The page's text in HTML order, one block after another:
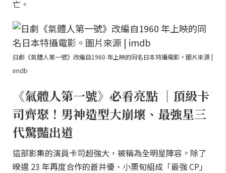
亡。
日劇《氣體人第一號》改編自1960 年上映的同名日本特攝電影。圖片來源 |
imdb
《氣體人第一號》必看亮點 ｜頂級卡
司齊聚！男神造型大崩壞、最強星三
代驚豔出道
這部影集的演員卡司超強大，被稱為全明星陣容。除了
暌違 23 年再度合作的蒼井優、小栗旬組成「最強 CP」